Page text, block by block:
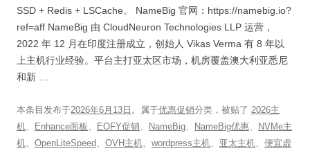
SSD + Redis + LSCache。 NameBig 官网：https://namebig.io?
ref=aff NameBig 由 CloudNeuron Technologies LLP 运营，
2022 年 12 月在印度注册成立，创始人 Vikas Verma 有 8 年以
上主机行业经验。平台主打亚太区市场，机房覆盖澳大利亚悉尼
和新 …
本条目发布于2026年6月13日 。属于优惠促销分类，被贴了 2026主
机
Enhance面板 EOFY促销 NameBig NameBig优惠
NVMe主
机
OpenLiteSpeed OVH主机 wordpress主机 亚太主机
便宜虚